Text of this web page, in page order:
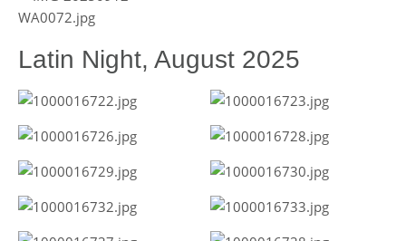
Latin Night, August 2025